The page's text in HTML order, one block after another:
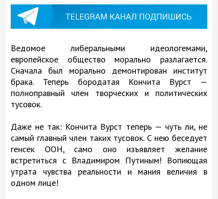
Ведомое либеральными идеологемами,
европейское общество морально разлагается.
Сначала был морально демонтирован институт
брака. Теперь бородатая Кончита Вурст —
полноправный член творческих и политических
тусовок.
Даже не так: Кончита Вурст теперь — чуть ли, не
самый главный член таких тусовок. С нею беседует
генсек ООН, само оно изъявляет желание
встретиться с Владимиром Путиным! Вопиющая
утрата чувства реальности и мания величия в
одном лице!